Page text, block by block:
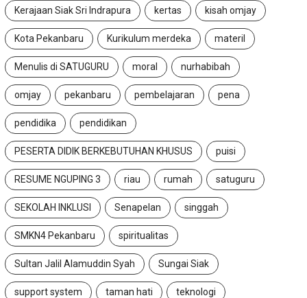
Kerajaan Siak Sri Indrapura kertas kisah omjay
Kota Pekanbaru Kurikulum merdeka materil
Menulis di SATUGURU moral nurhabibah
omjay pekanbaru pembelajaran pena
pendidika pendidikan
PESERTA DIDIK BERKEBUTUHAN KHUSUS puisi
RESUME NGUPING 3 riau rumah satuguru
SEKOLAH INKLUSI Senapelan singgah
SMKN4 Pekanbaru spiritualitas
Sultan Jalil Alamuddin Syah Sungai Siak
support system taman hati teknologi